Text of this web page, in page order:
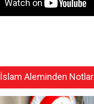
İslam Aleminden Notlar